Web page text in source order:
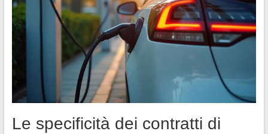
Le specificità dei contratti di